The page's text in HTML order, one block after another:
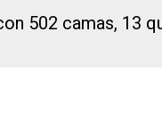
502 camas, 13